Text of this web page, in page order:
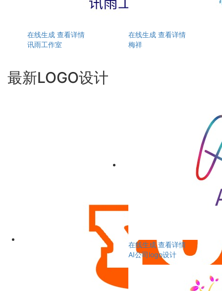
在线生成 查看详情
讯雨工作室
在线生成 查看详情
梅祥
最新LOGO设计
在线生成 查看详情
AI公司logo设计